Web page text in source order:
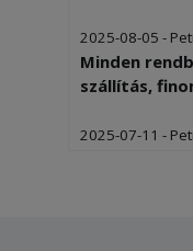
2025-08-05 -
Minden
szállítás,
2025-07-11 -